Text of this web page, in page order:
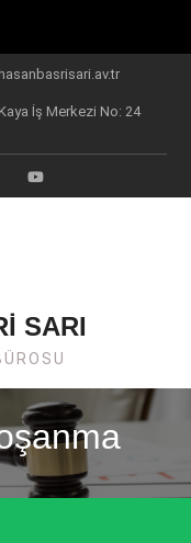
İş Merkezi No: 24
Youtube
SARI